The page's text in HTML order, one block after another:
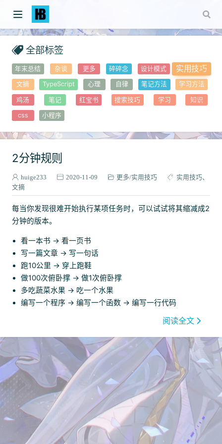
全部标签
年末总结 杂谈 更多 碎碎念 设计模式 实用技巧
文摘 TypeScript 心理 自律 笔记方法 学习方法
鸡汤 笔记 红宝书 搜索技巧 学习 知识
css 小程序
2分钟规则
huige233 2020-11-09 更多 实用技巧
实用技巧
文摘
每当你发现很难开始执行某项任务时，可以试试将其缩减成2
分钟的版本。
看一本书 → 看一页书
写一篇文章 → 写一句话
跑10公里 → 穿上跑鞋
做100次俯卧撑 → 做1次俯卧撑
多吃蔬菜水果 → 吃一个水果
编写一个程序 → 编写一个函数 → 编写一行代码
阅读全文